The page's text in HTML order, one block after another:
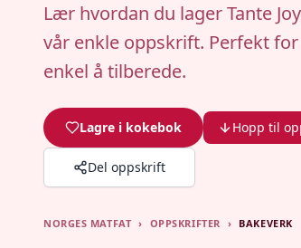
Lær hvordan du lager Tante
vår enkle oppskrift. Perfekt
enkel å tilberede.
Lagre i kokebok Hopp til
Del oppskrift
NORGES MATFAT › OPPSKRIFTER › BAKEVERK